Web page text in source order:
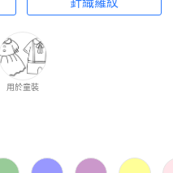
用於童裝